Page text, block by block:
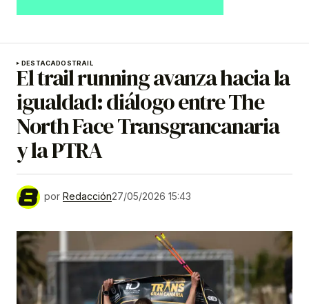
DESTACADOSTRAIL
El trail running avanza hacia la
igualdad: diálogo entre The
North Face Transgrancanaria
y la PTRA
por Redacción27/05/2026 15:43